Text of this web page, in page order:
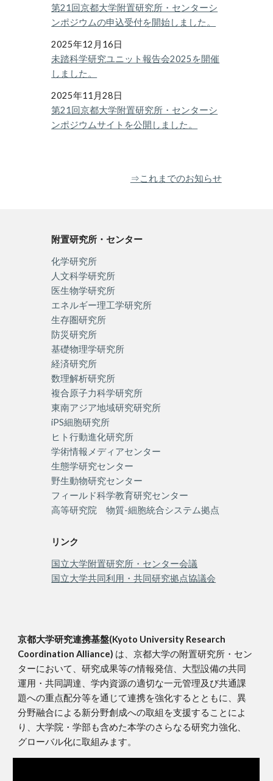
第21回京都大学附置研究所・センターシ
ンポジウムの申込受付を開始しました。
2025年12 月 16 日
未踏科学研究ユニット報告会2025を開催
しま した。
2025年11月28 日
第21回京都大学附置研究所・センターシ
ンポジウムサイトを公開しました。
⇒これまでのお知らせ
附置研究所・センター
化学研究所
人文科学研究所
医生物学研究所
エネルギー理工学研究所
生存圏研究所
防災研究所
基礎物理学研究所
経済研究所
数理解析研究所
複合原子力科学研究所
東南アジア地域研究研究所
iPS細胞研究所
ヒト行動進化研究所
学術情報メディアセンター
生態学研究センター
野生動物研究センター
フィールド科学教育研究センター
高等研究院 物質-細胞統合システム拠点
リンク
国立大学附置研究所・センター会議
国立大学共同利用・共同研究拠点協議会
京都大学研究連携基盤(Kyoto University Research
Coordination Alliance) は、京都大学の附置研究所・セン
ターにおいて、研究成果等の情報発信、大型設備の共同
運用・共同調達、学内資源の適切な一元管理及び共通課
題への重点配分等を通じて連携を強化するとともに、異
分野融合による新分野創成への取組を支援することによ
り、大学院・学部も含めた本学のさらなる研究力強化、
グローバル化に取組みます。